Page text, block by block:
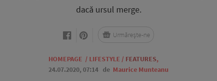
dacă ursul merge.
HOMEPAGE / LIFESTYLE / FEATURES,
24.07.2020, 07:14 de Maurice Munteanu
Urmărește-ne